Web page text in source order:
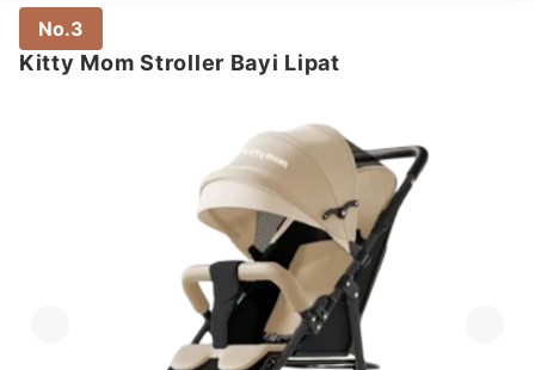
No.3
Kitty Mom Stroller Bayi Lipat